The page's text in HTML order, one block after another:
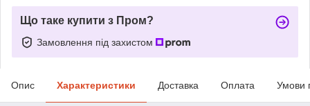
Що таке купити з Пром?
Замовлення під захистом
Опис Характеристики Доставка Оплата Умови